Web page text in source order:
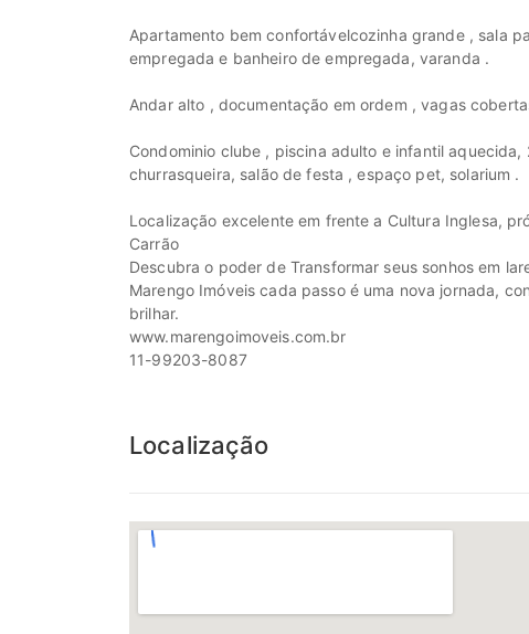
Apartamento bem confortávelcozinha grande , sala
empregada e banheiro de empregada, varanda .
Andar alto , documentação em ordem , vagas
Condominio clube , piscina adulto e infantil
churrasqueira, salão de festa , espaço pet, solarium .
Localização excelente em frente a Cultura Inglesa,
Carrão
Descubra o poder de Transformar seus sonhos em
Marengo Imóveis cada passo é uma nova jornada,
brilhar.
www.marengoimoveis.com.br
11-99203-8087
Localização